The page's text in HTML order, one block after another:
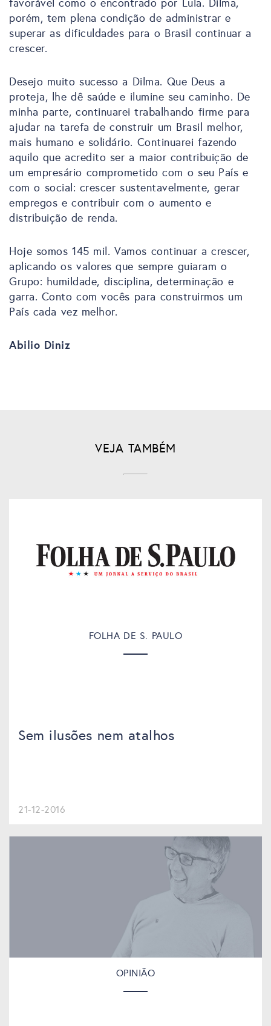
porém, tem plena condição de administrar e
superar as dificuldades para o Brasil continuar a
crescer.
Desejo muito sucesso a Dilma. Que Deus a
proteja, lhe dê saúde e ilumine seu caminho. De
minha parte, continuarei trabalhando firme para
ajudar na tarefa de construir um Brasil melhor,
mais humano e solidário. Continuarei fazendo
aquilo que acredito ser a maior contribuição de
um empresário comprometido com o seu País e
com o social: crescer sustentavelmente, gerar
empregos e contribuir com o aumento e
distribuição de renda.
Hoje somos 145 mil. Vamos continuar a crescer,
aplicando os valores que sempre guiaram o
Grupo: humildade, disciplina, determinação e
garra. Conto com vocês para construirmos um
País cada vez melhor.
Abilio Diniz
VEJA TAMBÉM
FOLHA DE S. PAULO
Sem ilusões nem atalhos
21-12-2016
OPINIÃO